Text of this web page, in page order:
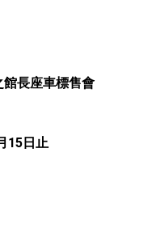
對等貿易協定」簽署
發表國慶演說
館長座車標售會
15日止